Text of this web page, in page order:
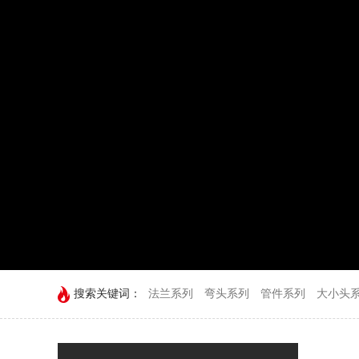
搜索关键词： 法兰系列 弯头系列 管件系列 大小头